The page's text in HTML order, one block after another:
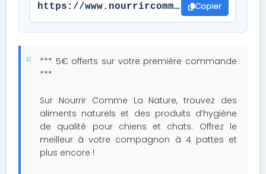
https:// Copier
*** 5€ offerts sur votre première commande
***
Sur Nourrir Comme La Nature, trouvez des
aliments naturels et des produits d’hygiène
de qualité pour chiens et chats. Offrez le
meilleur à votre compagnon à 4 pattes et
plus encore !